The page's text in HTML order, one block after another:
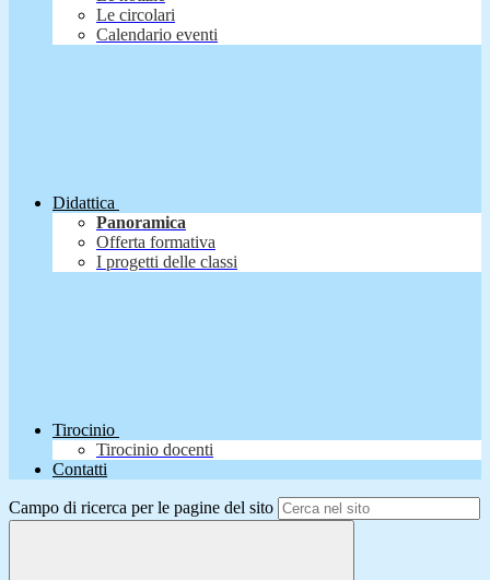
Le circolari
Calendario eventi
Didattica
Panoramica
Offerta formativa
I progetti delle classi
Tirocinio
Tirocinio docenti
Contatti
Campo di ricerca per le pagine del sito